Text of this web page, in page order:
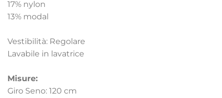
17% nylon
13% modal
Vestibilità: Regolare
Lavabile in lavatrice
Misure:
Giro Seno: 120 cm